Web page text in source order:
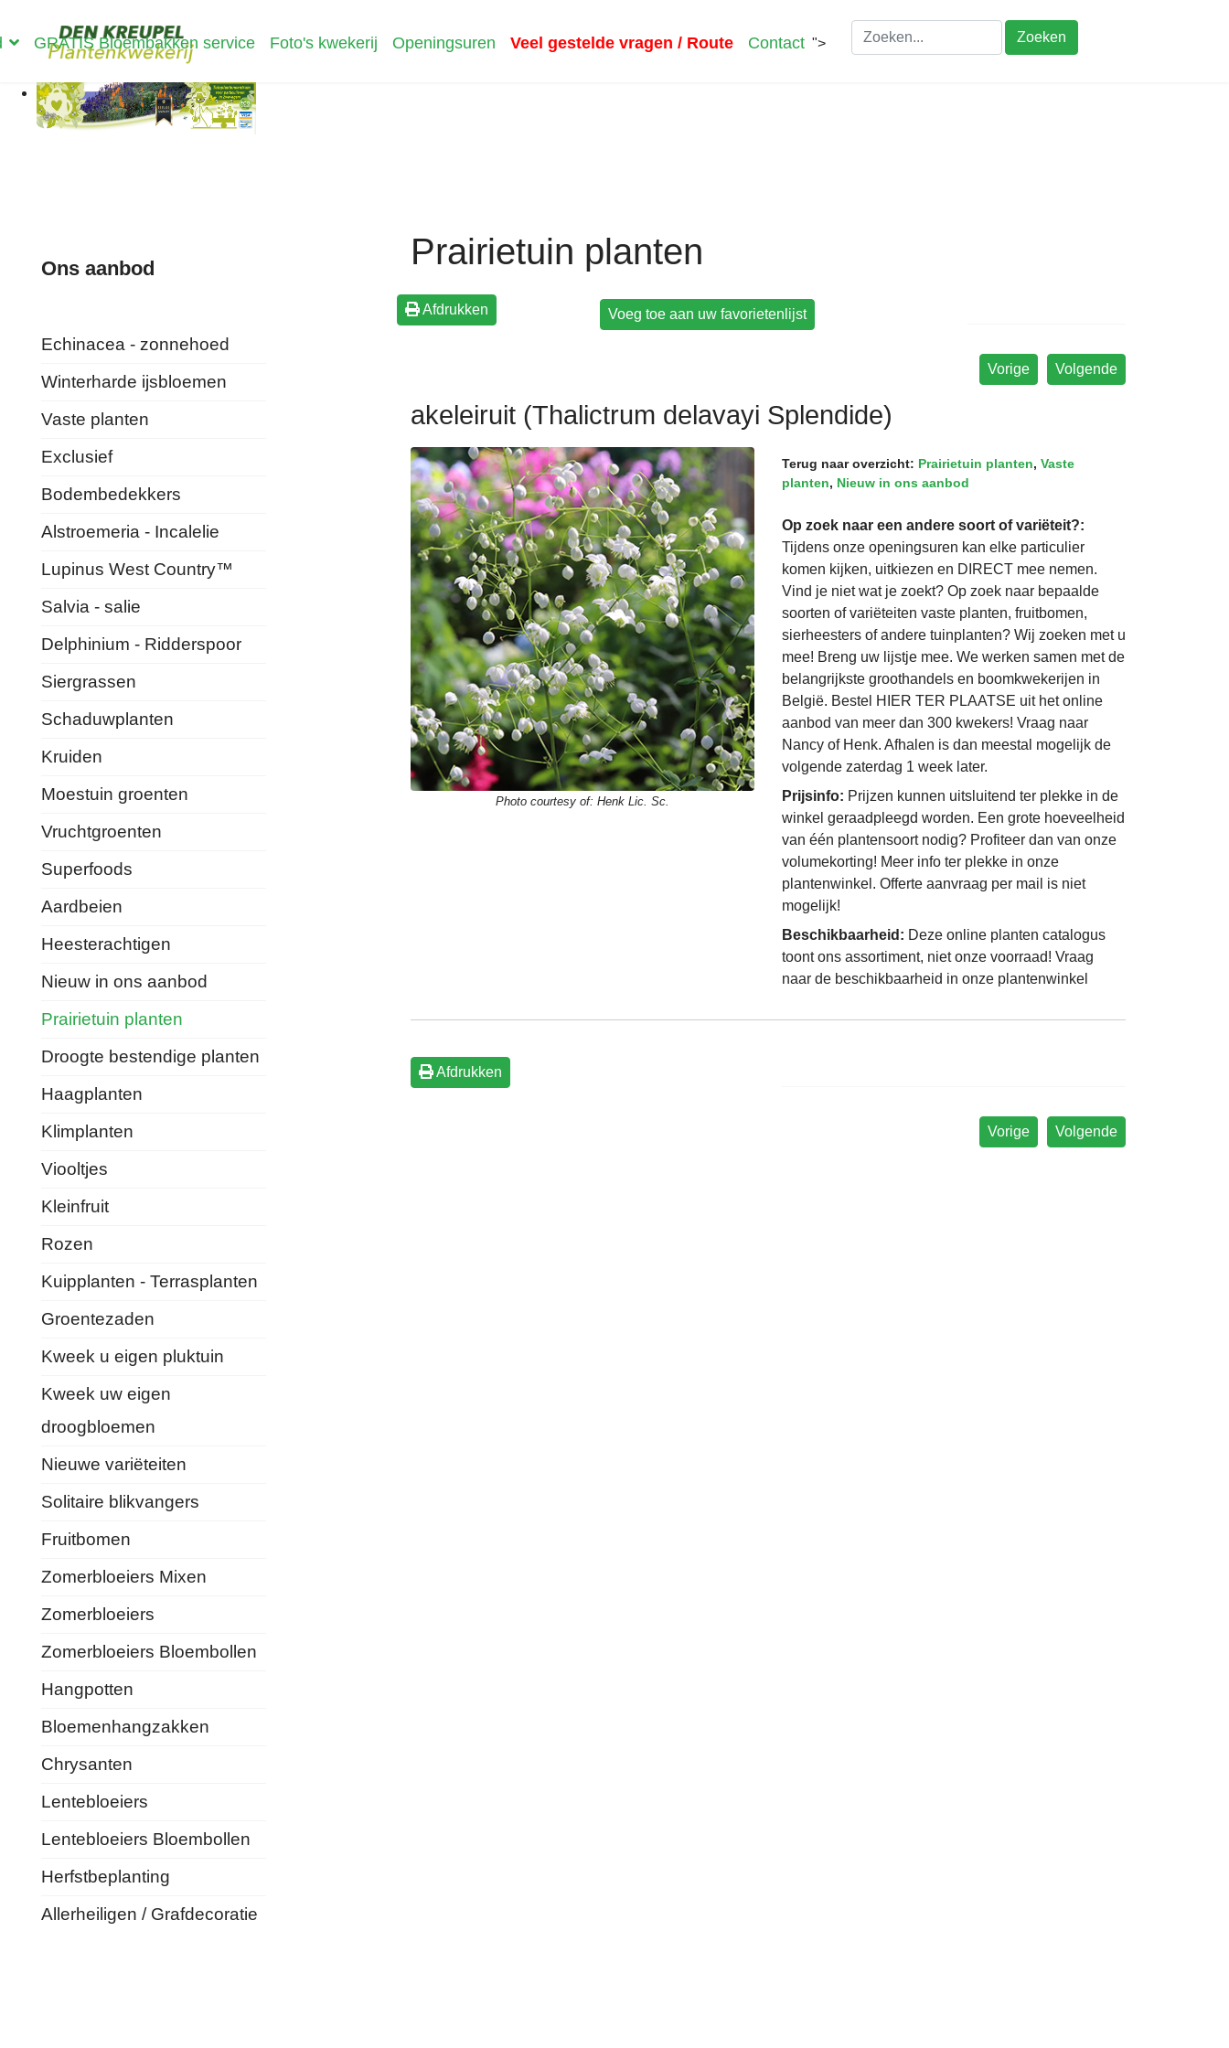
GRATIS Bloembakken service Foto's kwekerij Openingsuren Veel gestelde vragen / Route Contact "> Zoeken
Ons aanbod
Echinacea - zonnehoed
Winterharde ijsbloemen
Vaste planten
Exclusief
Bodembedekkers
Alstroemeria - Incalelie
Lupinus West Country™
Salvia - salie
Delphinium - Ridderspoor
Siergrassen
Schaduwplanten
Kruiden
Moestuin groenten
Vruchtgroenten
Superfoods
Aardbeien
Heesterachtigen
Nieuw in ons aanbod
Prairietuin planten
Droogte bestendige planten
Haagplanten
Klimplanten
Viooltjes
Kleinfruit
Rozen
Kuipplanten - Terrasplanten
Groentezaden
Kweek u eigen pluktuin
Kweek uw eigen
droogbloemen
Nieuwe variëteiten
Solitaire blikvangers
Fruitbomen
Zomerbloeiers Mixen
Zomerbloeiers
Zomerbloeiers Bloembollen
Hangpotten
Bloemenhangzakken
Chrysanten
Lentebloeiers
Lentebloeiers Bloembollen
Herfstbeplanting
Allerheiligen / Grafdecoratie
Prairietuin planten
Afdrukken
Volgende
Vorige
akeleiruit (Thalictrum delavayi Splendide)
Photo courtesy of: Henk Lic. Sc.
Terug naar overzicht: Prairietuin planten, Vaste
planten, Nieuw in ons aanbod
Op zoek naar een andere soort of variëteit?:
Tijdens onze openingsuren kan elke particulier
komen kijken, uitkiezen en DIRECT mee nemen.
Vind je niet wat je zoekt? Op zoek naar bepaalde
soorten of variëteiten vaste planten, fruitbomen,
sierheesters of andere tuinplanten? Wij zoeken met u
mee! Breng uw lijstje mee. We werken samen met de
belangrijkste groothandels en boomkwekerijen in
België. Bestel HIER TER PLAATSE uit het online
aanbod van meer dan 300 kwekers! Vraag naar
Nancy of Henk. Afhalen is dan meestal mogelijk de
volgende zaterdag 1 week later.
Prijsinfo: Prijzen kunnen uitsluitend ter plekke in de
winkel geraadpleegd worden. Een grote hoeveelheid
van één plantensoort nodig? Profiteer dan van onze
volumekorting! Meer info ter plekke in onze
plantenwinkel. Offerte aanvraag per mail is niet
mogelijk!
Beschikbaarheid: Deze online planten catalogus
toont ons assortiment, niet onze voorraad! Vraag
naar de beschikbaarheid in onze plantenwinkel
Afdrukken
Volgende
Vorige